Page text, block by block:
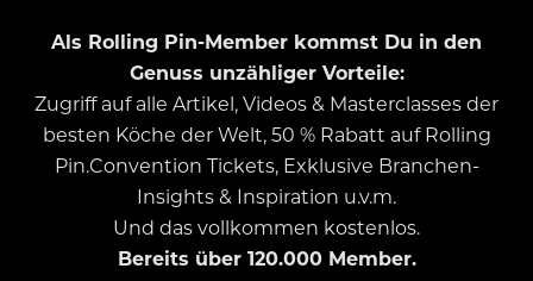
Als Rolling Pin-Member kommst Du in den
Genuss unzähliger Vorteile:
Zugriff auf alle Artikel, Videos & Masterclasses der
besten Köche der Welt, 50 % Rabatt auf Rolling
Pin.Convention Tickets, Exklusive Branchen-
Insights & Inspiration u.v.m.
Und das vollkommen kostenlos.
Bereits über 120.000 Member.